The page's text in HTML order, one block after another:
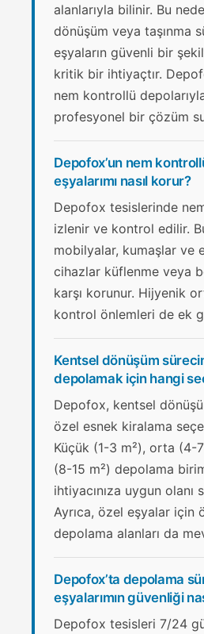
alanlarıyla bilinir. Bu
dönüşüm veya taşınma
eşyaların güvenli bir
kritik bir ihtiyaçtır.
nem kontrollü
profesyonel bir çözüm
Depofox’un nem
eşyalarımı nasıl korur?
Depofox tesislerinde
izlenir ve kontrol edilir.
mobilyalar, kumaşlar ve
cihazlar küflenme veya
karşı korunur. Hijyenik
kontrol önlemleri de ek
Kentsel dönüşüm
depolamak için hangi
Depofox, kentsel
özel esnek kiralama
Küçük (1-3 m²), orta (4-
(8-15 m²) depolama
ihtiyacınıza uygun olanı
Ayrıca, özel eşyalar için
depolama alanları da
Depofox’ta depolama
eşyalarımın güvenliği
Depofox tesisleri 7/24